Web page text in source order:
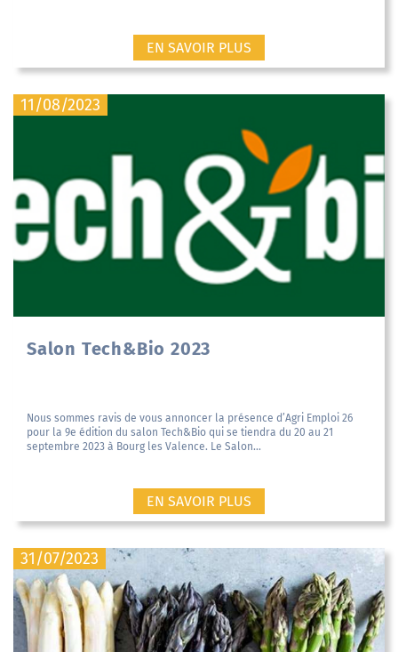
EN SAVOIR PLUS
11/08/2023
Salon Tech&Bio 2023
Nous sommes ravis de vous annoncer la présence d’Agri Emploi 26
pour la 9e édition du salon Tech&Bio qui se tiendra du 20 au 21
septembre 2023 à Bourg les Valence. Le Salon...
EN SAVOIR PLUS
31/07/2023